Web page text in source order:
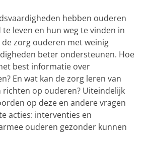
hebben ouderen
leven en hun weg te vinden in
de zorg ouderen met weinig
beter ondersteunen. Hoe
best informatie over
En wat kan de zorg leren van
richten op ouderen? Uiteindelijk
op deze en andere vragen
acties: interventies en
ouderen gezonder kunnen